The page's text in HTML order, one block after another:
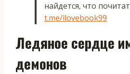
найдется, что
t.me/ilovebook99
Ледяное сердце
демонов